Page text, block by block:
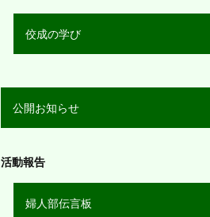
佼成の学び
公開お知らせ
活動報告
婦人部伝言板